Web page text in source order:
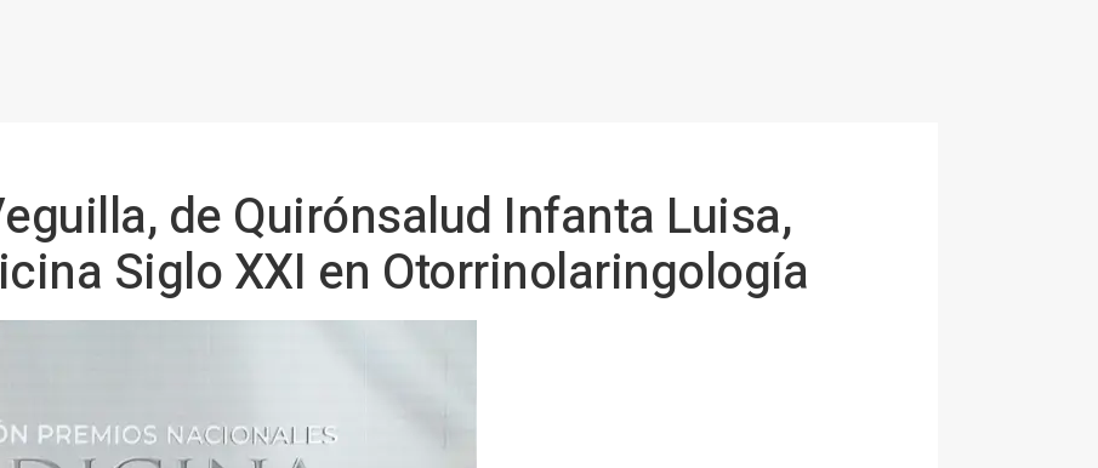
de Quirónsalud Infanta Luisa,
Siglo XXI en Otorrinolaringología